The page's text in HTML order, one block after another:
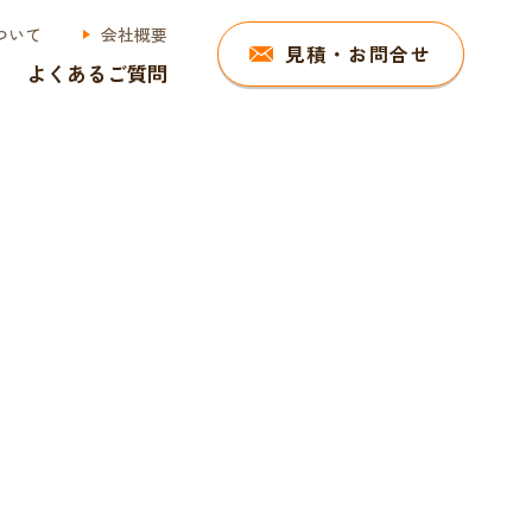
よくあるご質問
見積・お問合せ
いて 会社概要